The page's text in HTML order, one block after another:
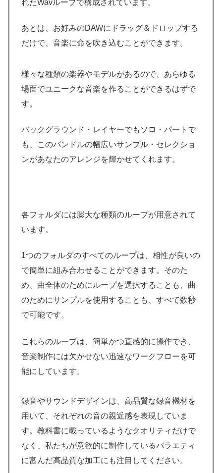
れたWavループで構成されています。
あとは、お好みのDAWにドラッグ＆ドロップする
だけで、音楽に命を吹き込むことができます。
様々な種類の楽器やモデルがあるので、あらゆる
場面でユニークな音楽を作ることができるはずで
す。
バックグラウンド・レイヤーでもソロ・パートで
も、このバンドルの幅広いサンプル・セレクショ
ンがあなたのアレンジを輝かせてくれます。
各フォルダには膨大な種類のループが用意されて
います。
1つのフォルダのすべてのループは、相性が良いの
で簡単に組み合わせることができます。そのた
め、曲全体のためにループを選択することも、曲
のためにサンプルを使用することも、すべて数秒
で可能です。
これらのループは、簡単かつ直感的に操作でき、
音楽制作には欠かせない迅速なワークフローを可
能にしています。
録音やサウンドデザインは、高品質な録音機材を
用いて、それぞれの音の親近感を表現していま
す。教科書に載っているようなクオリティだけで
なく、私たちが意欲的に制作しているバラエティ
に富んだ高品質な加工にも注目してください。